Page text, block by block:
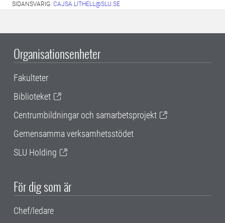
SIDANSVARIG: CAJSA.LITHELL@SLU.SE
Organisationsenheter
Fakulteter
Biblioteket
Centrumbildningar och samarbetsprojekt
Gemensamma verksamhetsstödet
SLU Holding
För dig som är
Chef/ledare